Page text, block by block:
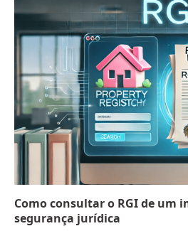
Como consultar o RGI de um
segurança jurídica